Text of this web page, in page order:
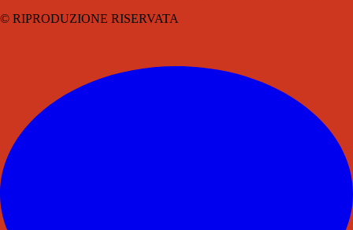
© RIPRODUZIONE RISERVATA